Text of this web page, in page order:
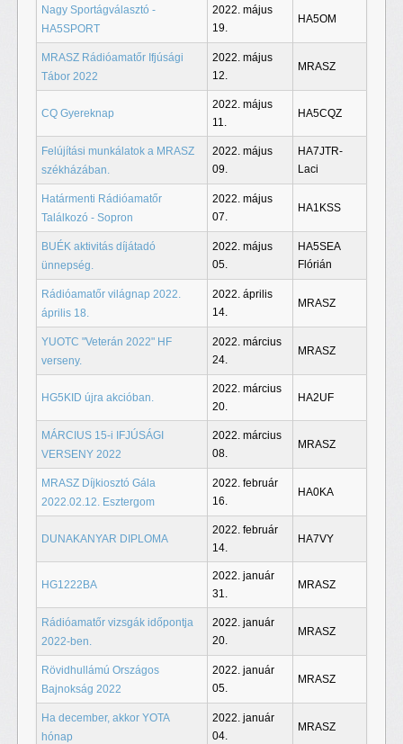
Nagy Sportágválasztó -
HA5SPORT
2022. május
19.
HA5OM
MRASZ Rádióamatőr Ifjúsági
Tábor 2022
2022. május
12.
MRASZ
CQ Gyereknap
2022. május
11.
HA5CQZ
Felújítási munkálatok a MRASZ
székházában.
2022. május
09.
HA7JTR-
Laci
Határmenti Rádióamatőr
Találkozó - Sopron
2022. május
07.
HA1KSS
BUÉK aktivitás díjátadó
ünnepség.
2022. május
05.
HA5SEA
Flórián
Rádióamatőr világnap 2022.
április 18.
2022. április
14.
MRASZ
YUOTC "Veterán 2022" HF
verseny.
2022. március
24.
MRASZ
HG5KID újra akcióban.
2022. március
20.
HA2UF
MÁRCIUS 15-i IFJÚSÁGI
VERSENY 2022
2022. március
08.
MRASZ
MRASZ Díjkiosztó Gála
2022.02.12. Esztergom
2022. február
16.
HA0KA
DUNAKANYAR DIPLOMA
2022. február
14.
HA7VY
HG1222BA
2022. január
31.
MRASZ
Rádióamatőr vizsgák időpontja
2022-ben.
2022. január
20.
MRASZ
Rövidhullámú Országos
Bajnokság 2022
2022. január
05.
MRASZ
Ha december, akkor YOTA
hónap
2022. január
04.
MRASZ